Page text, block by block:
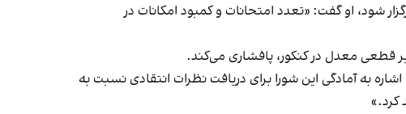
شود، او گفت: «تعدد امتحانات و کمبود امکانات در
قطعی معدل در کنکور، پافشاری می‌کند.
واکنش به انتقادات از این مصوبه، ضمن اشاره به آمادگی این شورا برای دریافت نظرات انتقادی نسبت به
کرد.»